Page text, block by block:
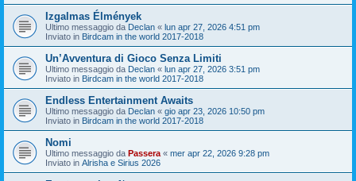
Izgalmas Élmények
Ultimo messaggio da Declan « lun apr 27, 2026 4:51 pm
Inviato in Birdcam in the world 2017-2018
Un’Avventura di Gioco Senza Limiti
Ultimo messaggio da Declan « lun apr 27, 2026 3:51 pm
Inviato in Birdcam in the world 2017-2018
Endless Entertainment Awaits
Ultimo messaggio da Declan « gio apr 23, 2026 10:50 pm
Inviato in Birdcam in the world 2017-2018
Nomi
Ultimo messaggio da Passera « mer apr 22, 2026 9:28 pm
Inviato in Alrisha e Sirius 2026